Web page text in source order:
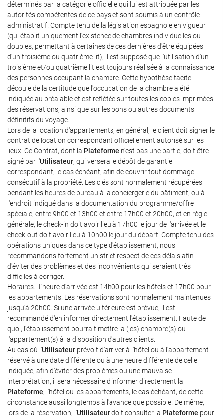
déterminés par la catégorie officielle qui lui est attribuée par les
autorités compétentes de ce pays et sont soumis à un contrôle
administratif. Compte tenu de la législation espagnole en vigueur
(qui établit uniquement l'existence de chambres individuelles ou
doubles, permettant à certaines de ces dernières d'être équipées
d'un troisième ou quatrième lit), il est supposé que l'utilisation d'un
troisième et/ou quatrième lit est toujours réalisée à la connaissance
des personnes occupant la chambre. Cette hypothèse tacite
découle de la certitude que l'occupation de la chambre a été
indiquée au préalable et est reflétée sur toutes les copies imprimées
des réservations, ainsi que sur les bons ou autres documents
définitifs du voyage.
Lors de la location d'appartements, en général, le client doit signer le
contrat de location correspondant officiellement autorisé sur les
lieux. Ce Contrat, dont la Plateforme n'est pas une partie, doit être
signé par l'Utilisateur, qui versera le dépôt de garantie
correspondant, le cas échéant, afin de couvrir tout dommage
consécutif à la propriété. Les clés sont normalement récupérées
pendant les heures de bureau à la conciergerie du bâtiment, ou à
l'endroit indiqué dans la documentation du programme/offre
spéciale, entre 9h00 et 13h00 et entre 17h00 et 20h00, et en règle
générale, le check-in doit avoir lieu à 17h00 le jour de l'arrivée et le
check-out doit avoir lieu à 10h00 le jour du départ. Compte tenu des
opérations uniques dans ce type d'établissement, nous
recommandons fortement un strict respect de ces délais afin
d'éviter des problèmes et des inconvénients qui seraient très
difficiles à corriger.
Horaires.- L'heure d'arrivée est 14h00 pour les hôtels et 17h00 pour
les appartements. Les réservations sont normalement maintenues
jusqu'à 20h00. Si une arrivée ultérieure est prévue, il est
recommandé d'en informer directement l'établissement. Faute de
quoi, l'établissement pourrait mettre la (les) chambre(s) ou
l'appartement(s) à la disposition d'autres clients.
Au cas où l'Utilisateur prévoit d'arriver à l'hôtel ou à l'appartement
réservé à une date différente ou à une heure différente de celle
indiquée, afin d'éviter des problèmes ou une mauvaise
interprétation, il sera nécessaire d'informer directement la
Plateforme, l'hôtel ou les appartements, le cas échéant, de cette
circonstance aussi longtemps à l'avance que possible. De même,
lors de la réservation, l'Utilisateurdoit consulter la Plateforme pour